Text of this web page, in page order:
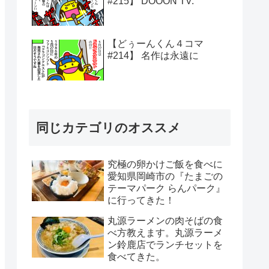
【どぅーんくん４コマ
#214】 名作は永遠に
同じカテゴリのオススメ
究極の卵かけご飯を食べに
愛知県岡崎市の『たまごの
テーマパーク らんパーク』
に行ってきた！
丸源ラーメンの肉そばの食
べ方教えます。丸源ラーメ
ン鈴鹿店でランチセットを
食べてきた。